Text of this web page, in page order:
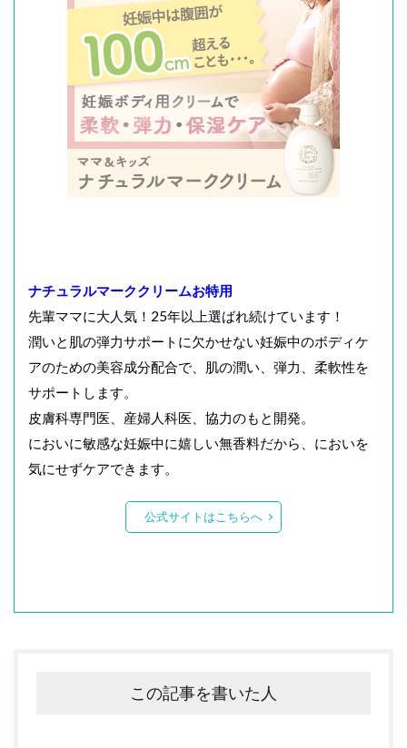
ナチュラルマーククリームお特用
先輩ママに大人気！25年以上選ばれ続けています！
潤いと肌の弾力サポートに欠かせない妊娠中のボディケ
アのための美容成分配合で、肌の潤い、弾力、柔軟性を
サポートします。
皮膚科専門医、産婦人科医、協力のもと開発。
においに敏感な妊娠中に嬉しい無香料だから、においを
気にせずケアできます。
公式サイトはこちらへ
この記事を書いた人